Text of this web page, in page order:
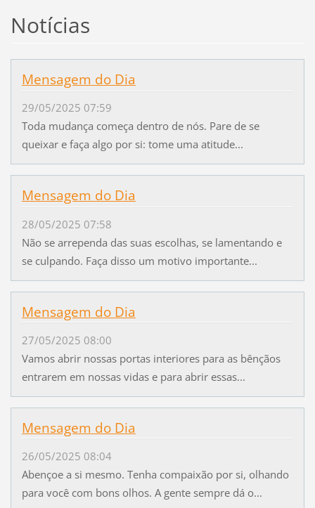
Notícias
Mensagem do Dia
29/05/2025 07:59
Toda mudança começa dentro de nós. Pare de se
queixar e faça algo por si: tome uma atitude...
Mensagem do Dia
28/05/2025 07:58
Não se arrependa das suas escolhas, se lamentando e
se culpando. Faça disso um motivo importante...
Mensagem do Dia
27/05/2025 08:00
Vamos abrir nossas portas interiores para as bênçãos
entrarem em nossas vidas e para abrir essas...
Mensagem do Dia
26/05/2025 08:04
Abençoe a si mesmo. Tenha compaixão por si, olhando
para você com bons olhos. A gente sempre dá o...